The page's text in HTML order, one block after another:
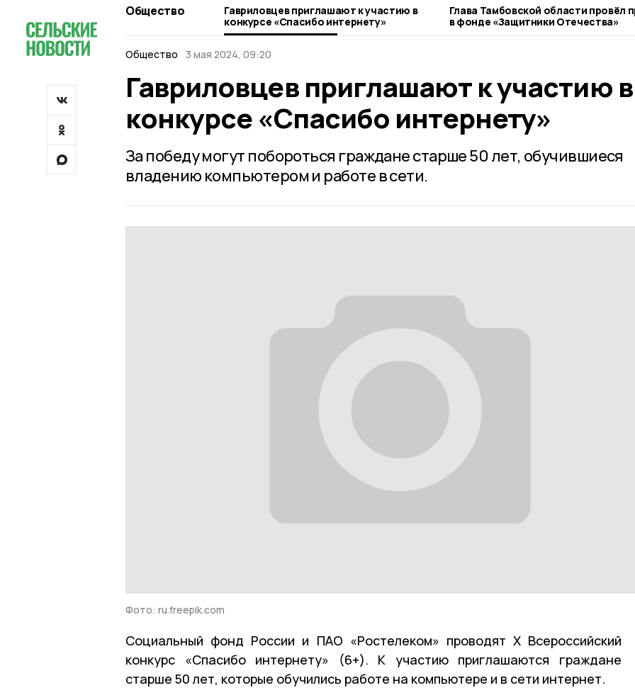
Общество
Гавриловцев приглашают к участию в
конкурсе «Спасибо интернету»
Глава Тамбовской области провёл
в фонде «Защитники Отечества»
Общество 3 мая 2024, 09:20
Гавриловцев приглашают к участию в
конкурсе «Спасибо интернету»
За победу могут побороться граждане старше 50 лет, обучившиеся
владению компьютером и работе в сети.
Фото: ru.freepik.com
Социальный фонд России и ПАО «Ростелеком» проводят Х Всероссийский
конкурс «Спасибо интернету» (6+). К участию приглашаются граждане
старше 50 лет, которые обучились работе на компьютере и в сети интернет.